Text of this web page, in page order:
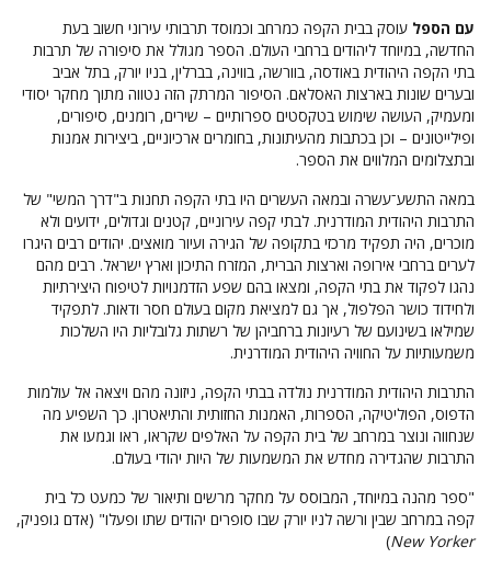
עם הספל עוסק בבית הקפה כמרחב וכמוסד תרבותי עירוני חשוב בעת
החדשה, במיוחד ליהודים ברחבי העולם. הספר מגולל את סיפורה של תרבות
בתי הקפה היהודית באודסה, בוורשה, בווינה, בברלין, בניו יורק, בתל אביב
ובערים שונות בארצות האסלאם. הסיפור המרתק הזה נטווה מתוך מחקר יסודי
ומעמיק, העושה שימוש בטקסטים ספרותיים – שירים, רומנים, סיפורים,
ופילייטונים – וכן בכתבות מהעיתונות, בחומרים ארכיוניים, ביצירות אמנות
ובתצלומים המלווים את הספר.
במאה התשע־עשרה ובמאה העשרים היו בתי הקפה תחנות ב"דרך המשי" של
התרבות היהודית המודרנית. לבתי קפה עירוניים, קטנים וגדולים, ידועים ולא
מוכרים, היה תפקיד מרכזי בתקופה של הגירה ועיור מואצים. יהודים רבים היגרו
לערים ברחבי אירופה וארצות הברית, המזרח התיכון וארץ ישראל. רבים מהם
נהגו לפקוד את בתי הקפה, ומצאו בהם שפע הזדמנויות לטיפוח היצירתיות
ולחידוד כושר הפלפול, אך גם למציאת מקום בעולם חסר ודאות. לתפקיד
שמילאו בשינועם של רעיונות ברחביהן של רשתות גלובליות היו השלכות
משמעותיות על החוויה היהודית המודרנית.
התרבות היהודית המודרנית נולדה בבתי הקפה, ניזונה מהם ויצאה אל עולמות
הדפוס, הפוליטיקה, הספרות, האמנות החזותית והתיאטרון. כך השפיע מה
שנחווה ונוצר במרחב של בית הקפה על האלפים שקראו, ראו וגמעו את
התרבות שהגדירה מחדש את המשמעות של היות יהודי בעולם.
"ספר מהנה במיוחד, המבוסס על מחקר מרשים ותיאור של כמעט כל בית
קפה במרחב שבין ורשה לניו יורק שבו סופרים יהודים שתו ופעלו" (אדם גופניק,
New Yorker
)